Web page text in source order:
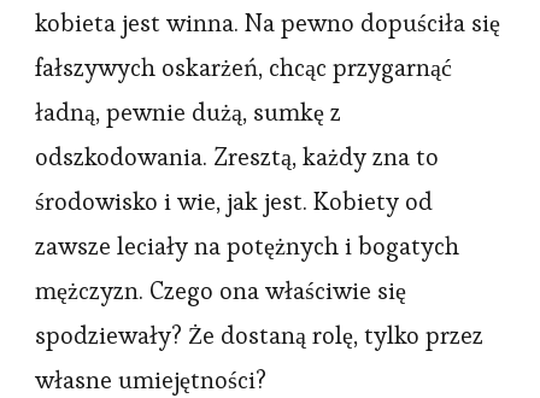
kobieta jest winna. Na pewno dopuściła się
fałszywych oskarżeń, chcąc przygarnąć
ładną, pewnie dużą, sumkę z
odszkodowania. Zresztą, każdy zna to
środowisko i wie, jak jest. Kobiety od
zawsze leciały na potężnych i bogatych
mężczyzn. Czego ona właściwie się
spodziewały? Że dostaną rolę, tylko przez
własne umiejętności?